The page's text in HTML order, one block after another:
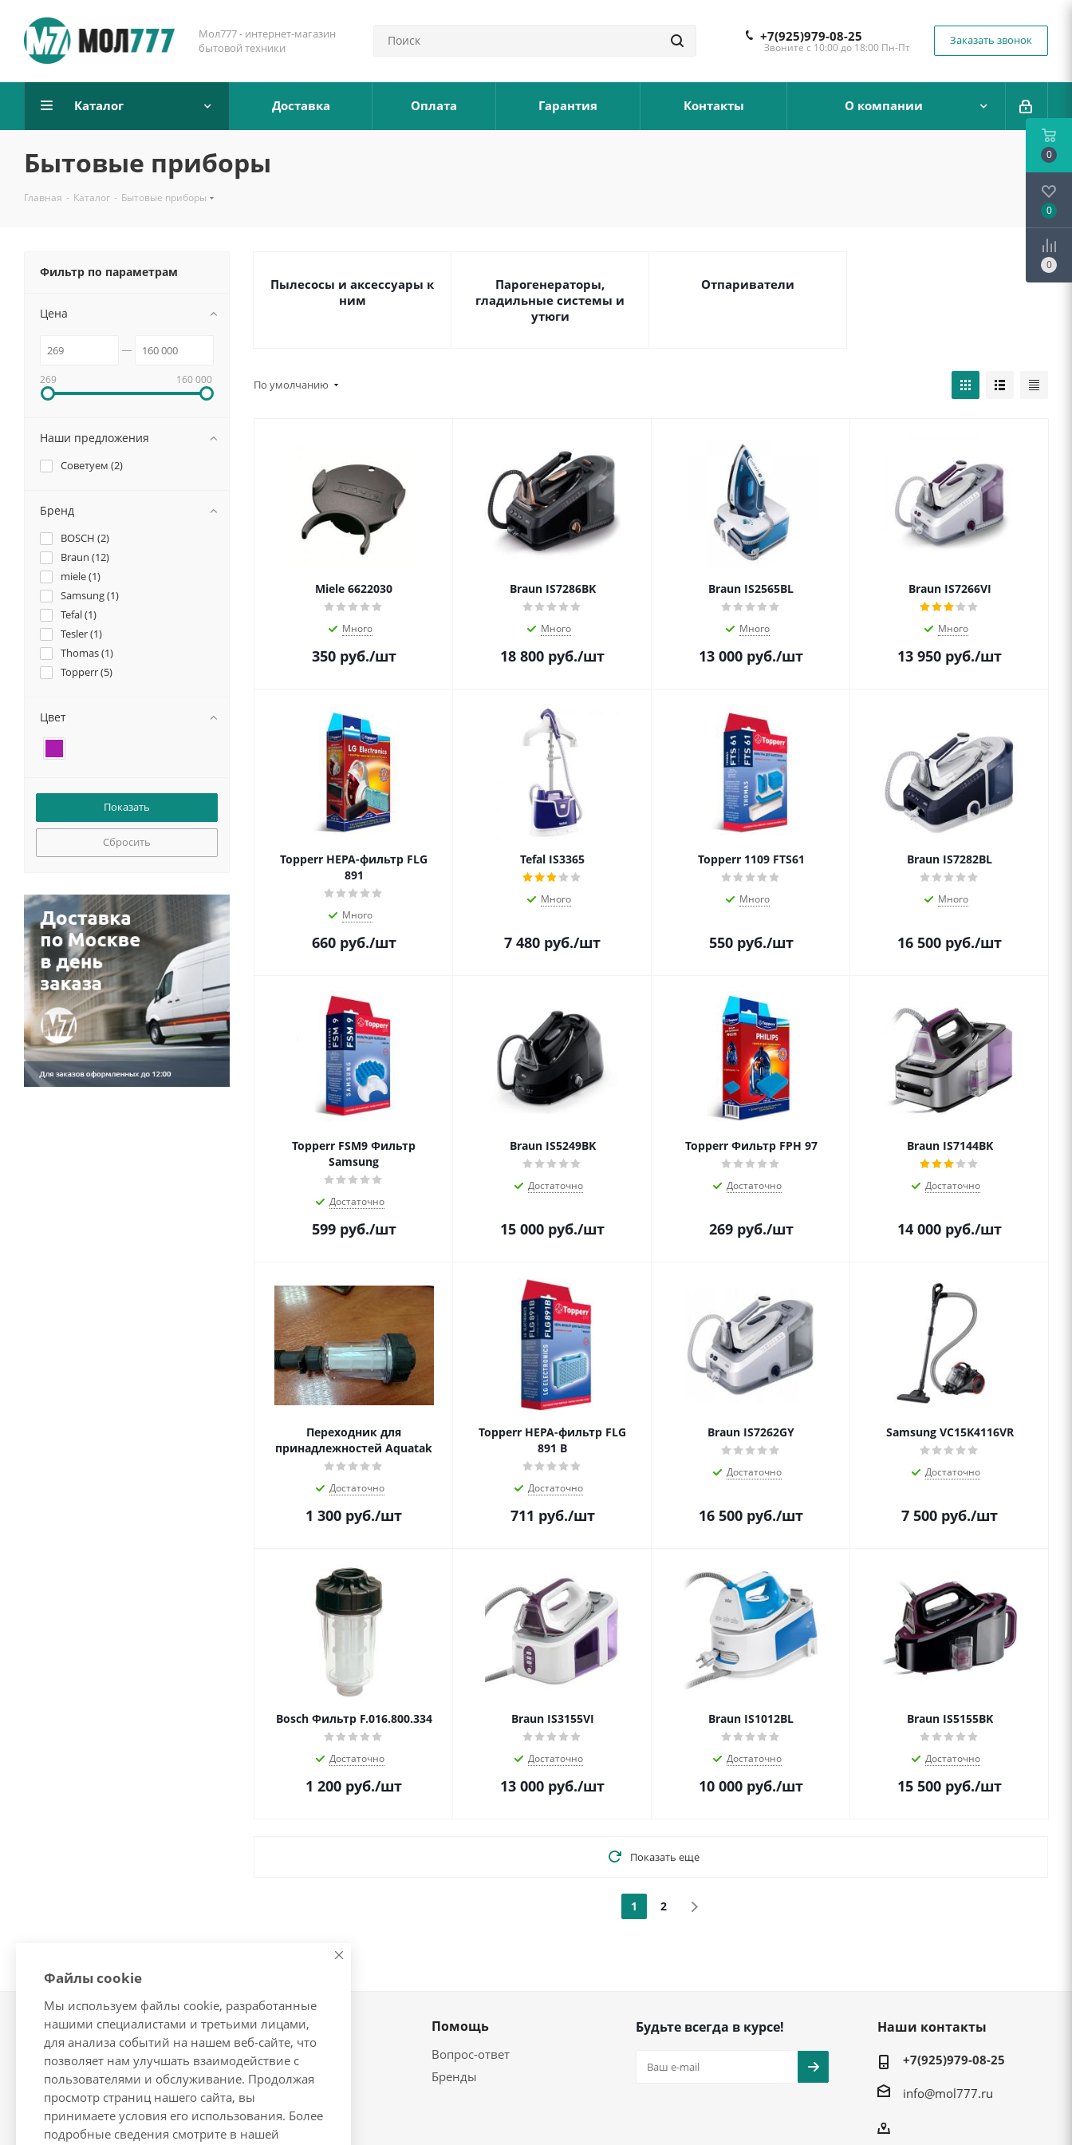
Мол777 - интернет-магазин
бытовой техники
+7(925)979-08-25
Звоните с 10:00 до 18:00 Пн-Пт
Заказать звонок
Каталог Доставка Оплата Гарантия Контакты О компании
Бытовые приборы
Главная - Каталог - Бытовые приборы
Пылесосы и аксессуары к
ним
Парогенераторы,
гладильные системы и
утюги
Отпариватели
По умолчанию
Miele 6622030
Много
350руб./шт
Braun IS7286BK
Много
18 800 руб./шт
Braun IS2565BL
Много
13 000 руб./шт
Braun IS7266VI
Много
13 950 руб./шт
Topperr HEPA-фильтр FLG
891
Много
660руб./шт
Tefal IS3365
Много
7 480 руб./шт
Topperr 1109 FTS61
Много
550руб./шт
Braun IS7282BL
Много
16 500 руб./шт
Topperr FSM9 Фильтр
Samsung
Достаточно
599руб./шт
Braun IS5249BK
Достаточно
15 000 руб./шт
Topperr Фильтр FPH 97
Достаточно
269руб./шт
Braun IS7144BK
Достаточно
14 000 руб./шт
Переходник для
принадлежностей Aquatak
Достаточно
1 300 руб./шт
Topperr HEPA-фильтр FLG
891 B
Достаточно
711 руб./шт
Braun IS7262GY
Достаточно
16 500 руб./шт
Samsung VC15K4116VR
Достаточно
7 500 руб./шт
Bosch Фильтр F.016.800.334
Достаточно
1 200 руб./шт
Braun IS3155VI
Достаточно
13 000 руб./шт
Braun IS1012BL
Достаточно
10 000 руб./шт
Braun IS5155BK
Достаточно
15 500 руб./шт
Показать еще
1 2
Фильтр по параметрам
Цена
269 160 000
Наши предложения
Советуем (2)
Бренд
BOSCH (2)
Braun (12)
miele (1)
Samsung (1)
Tefal (1)
Tesler (1)
Thomas (1)
Topperr (5)
Цвет
Сбросить
Компания
О компании
Новости
Политика
Реквизиты
Информация
Условия оплаты
Условия доставки
Гарантия на товар
Помощь
Помощь
Вопрос-ответ
Бренды
Будьте всегда в курсе! Наши контакты
+7(925)979-08-25
info@mol777.ru
0
0
0
Файлы cookie
Мы используем файлы cookie, разработанные
нашими специалистами и третьими лицами,
для анализа событий на нашем веб-сайте, что
позволяет нам улучшать взаимодействие с
пользователями и обслуживание. Продолжая
просмотр страниц нашего сайта, вы
принимаете условия его использования. Более
подробные сведения смотрите в нашей